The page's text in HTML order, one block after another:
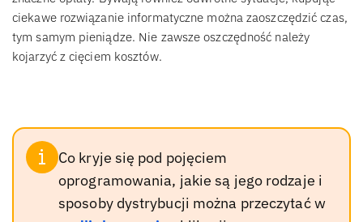
ciekawe rozwiązanie informatyczne można zaoszczędzić czas,
tym samym pieniądze. Nie zawsze oszczędność należy
kojarzyć z cięciem kosztów.
Co kryje się pod pojęciem
oprogramowania, jakie są jego rodzaje i
sposoby dystrybucji można przeczytać w